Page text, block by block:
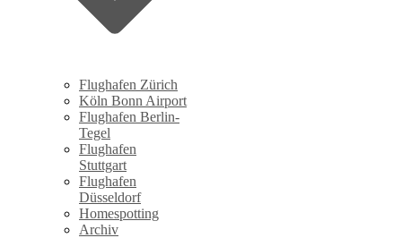
Flughafen Zürich
Köln Bonn Airport
Flughafen Berlin-
Tegel
Flughafen
Stuttgart
Flughafen
Düsseldorf
Homespotting
Archiv